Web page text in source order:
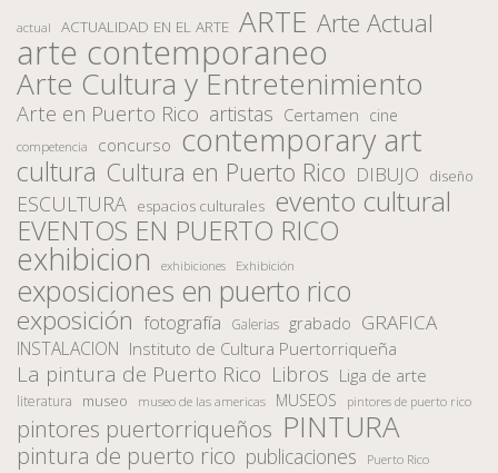
actual ACTUALIDAD EN EL ARTE ARTE Arte Actual
arte contemporaneo
Arte Cultura y Entretenimiento
Arte en Puerto Rico artistas Certamen cine
competencia concurso contemporary art
cultura Cultura en Puerto Rico DIBUJO diseño
ESCULTURA espacios culturales evento cultural
EVENTOS EN PUERTO RICO
exhibicion exhibiciones Exhibición
exposiciones en puerto rico
exposición fotografía Galerias grabado GRAFICA
INSTALACION Instituto de Cultura Puertorriqueña
La pintura de Puerto Rico Libros Liga de arte
literatura museo museo de las americas MUSEOS pintores de puerto rico
pintores puertorriqueños PINTURA
pintura de puerto rico publicaciones Puerto Rico